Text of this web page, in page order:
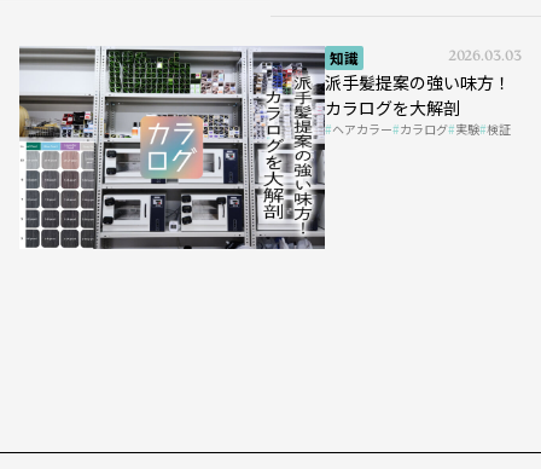
知識 2026.03.03
派手髪提案の強い味方！
カラログを大解剖
ヘアカラー カラログ 実験 検証